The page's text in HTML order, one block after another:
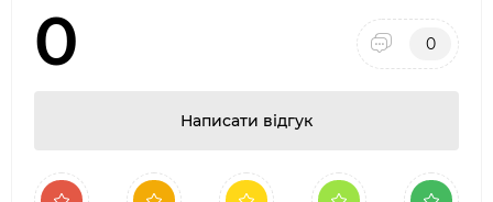
0 0
Написати відгук